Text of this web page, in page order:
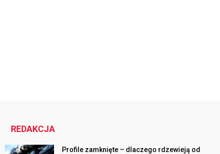
REDAKCJA
Profile zamknięte – dlaczego rdzewieją od